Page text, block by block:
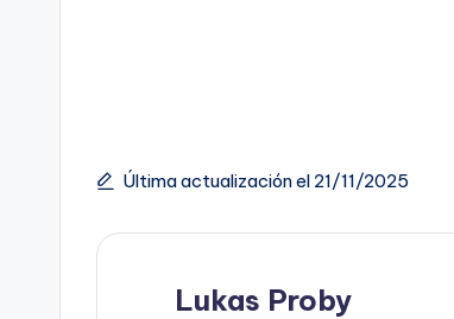
Última actualización el 21/11/2025
Lukas Proby